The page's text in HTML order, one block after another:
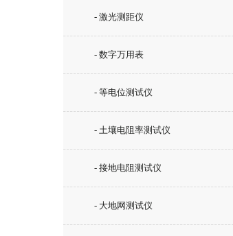
- 激光测距仪
- 数字万用表
- 等电位测试仪
- 土壤电阻率测试仪
- 接地电阻测试仪
- 大地网测试仪